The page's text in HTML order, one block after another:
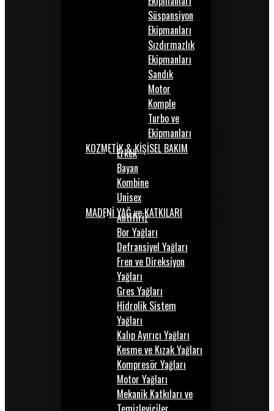
Süspansiyon
Ekipmanları
Sızdırmazlık
Ekipmanları
Sandık
Motor
Komple
Turbo ve
Ekipmanları
KOZMETİK & KİŞİSEL BAKIM
Erkek
Bayan
Kombine
Unisex
MADENİ YAĞ ve KATKILARI
Antifiriz
Bor Yağları
Defransiyel Yağları
Fren ve Direksiyon
Yağları
Gres Yağları
Hidrolik Sistem
Yağları
Kalıp Ayırıcı Yağları
Kesme ve Kızak Yağları
Kompresör Yağları
Motor Yağları
Mekanik Katkıları ve